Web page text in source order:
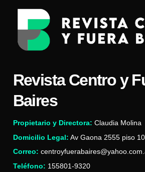
Revista Centro y
Baires
Propietario y Directora: Claudia Molina
Domicilio Legal: Av Gaona 2555 piso
Correo:
Teléfono: 155801-9320